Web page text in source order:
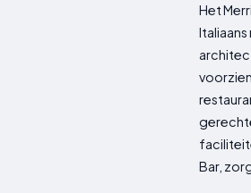
Het
Bar,